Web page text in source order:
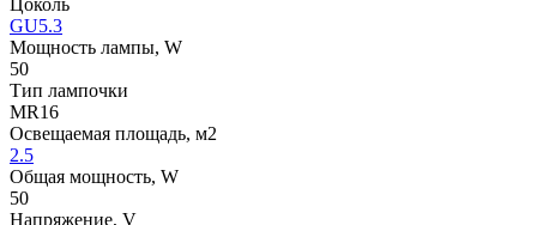
GU5.3
Мощность лампы, W
50
Тип лампочки
MR16
Освещаемая площадь, м2
2.5
Общая мощность, W
50
Напряжение, V